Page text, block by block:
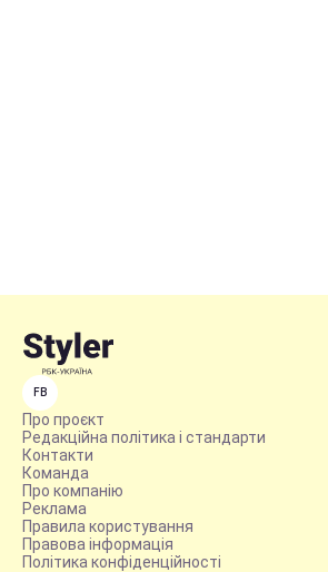
FB
Про проєкт
Редакційна політика і стандарти
Контакти
Команда
Про компанію
Реклама
Правила користування
Правова інформація
Політика конфіденційності